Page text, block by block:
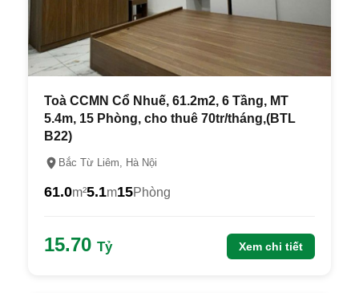
Toà CCMN Cổ Nhuế, 61.2m2, 6 Tầng, MT
5.4m, 15 Phòng, cho thuê 70tr/tháng,(BTL
B22)
Bắc Từ Liêm, Hà Nội
61.0m²5.1m15Phòng
15.70 Tỷ Xem chi tiết